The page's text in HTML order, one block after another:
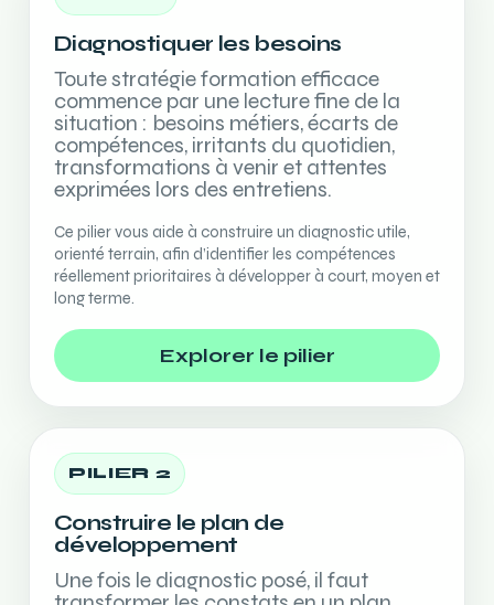
Diagnostiquer les besoins
Toute stratégie formation efficace
commence par une lecture fine de la
situation : besoins métiers, écarts de
compétences, irritants du quotidien,
transformations à venir et attentes
exprimées lors des entretiens.
Ce pilier vous aide à construire un diagnostic utile,
orienté terrain, afin d’identifier les compétences
réellement prioritaires à développer à court, moyen et
long terme.
Explorer le pilier
PILIER 2
Construire le plan de
développement
Une fois le diagnostic posé, il faut